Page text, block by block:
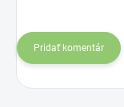
Pridať komentár